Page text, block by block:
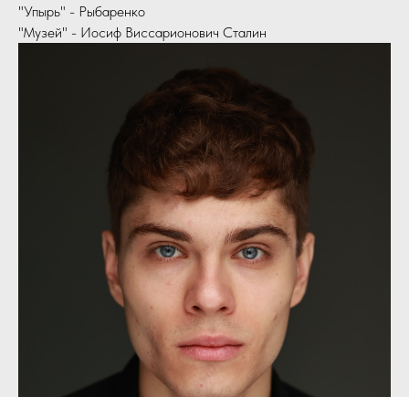
"Упырь" - Рыбаренко
"Музей" - Иосиф Виссарионович Сталин